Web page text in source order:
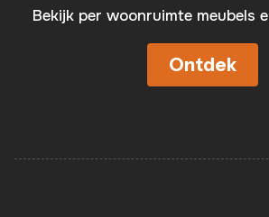
Bekijk per woonruimte meubels
Ontdek